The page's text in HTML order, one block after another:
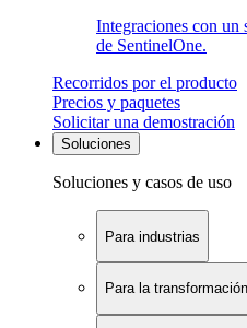
Integraciones con un
de SentinelOne.
Recorridos por el producto
Precios y paquetes
Solicitar una demostración
Soluciones
Soluciones y casos de uso
Para industrias
Para la